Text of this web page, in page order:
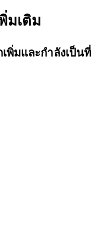
ยชน์ที่ยืดหยุ่น
พาสซีฟ
มเติม
พิ่มและกำลังเป็นที่